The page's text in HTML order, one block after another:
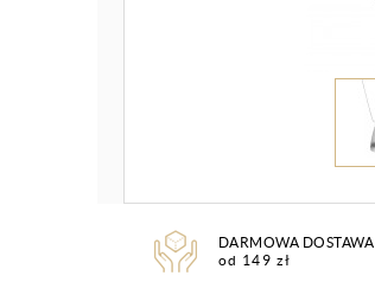
DARMOWA DOSTAWA
od 149 zł